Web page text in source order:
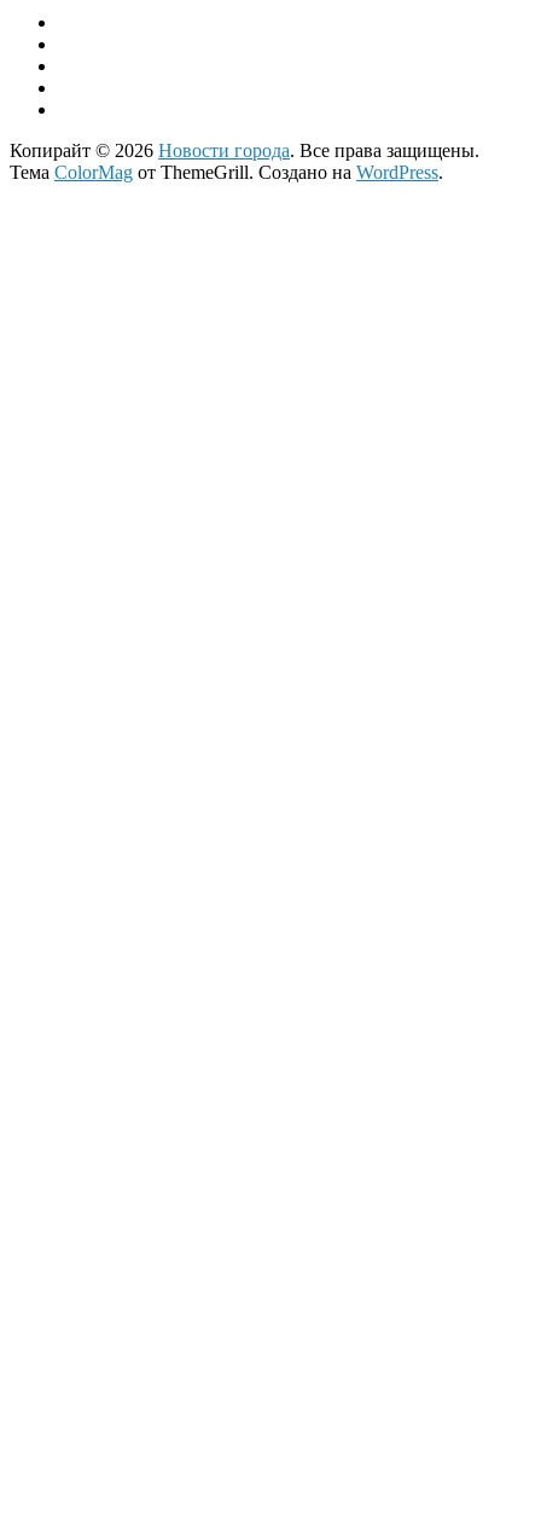
Копирайт © 2026 Новости города. Все права защищены.
Тема ColorMag от ThemeGrill. Создано на WordPress.